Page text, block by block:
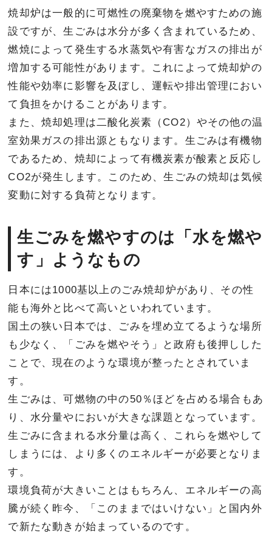
焼却炉は一般的に可燃性の廃棄物を燃やすための施
設ですが、生ごみは水分が多く含まれているため、
燃焼によって発生する水蒸気や有害なガスの排出が
増加する可能性があります。これによって焼却炉の
性能や効率に影響を及ぼし、運転や排出管理におい
て負担をかけることがあります。
また、焼却処理は二酸化炭素（CO2）やその他の温
室効果ガスの排出源ともなります。生ごみは有機物
であるため、焼却によって有機炭素が酸素と反応し
CO2が発生します。このため、生ごみの焼却は気候
変動に対する負荷となります。
生ごみを燃やすのは「水を燃や
す」ようなもの
日本には1000基以上のごみ焼却炉があり、その性
能も海外と比べて高いといわれています。
国土の狭い日本では、ごみを埋め立てるような場所
も少なく、「ごみを燃やそう」と政府も後押しした
ことで、現在のような環境が整ったとされていま
す。
生ごみは、可燃物の中の50％ほどを占める場合もあ
り、水分量やにおいが大きな課題となっています。
生ごみに含まれる水分量は高く、これらを燃やして
しまうには、より多くのエネルギーが必要となりま
す。
環境負荷が大きいことはもちろん、エネルギーの高
騰が続く昨今、「このままではいけない」と国内外
で新たな動きが始まっているのです。